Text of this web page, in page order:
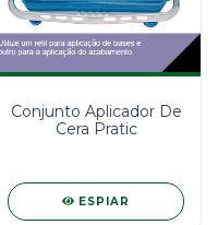
Conjunto Aplicador De
Cera Pratic
ESPIAR